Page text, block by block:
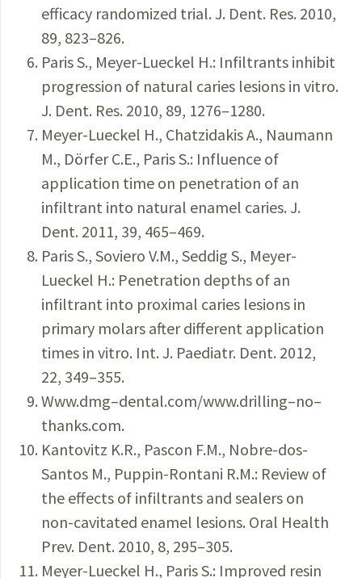
efficacy randomized trial. J. Dent. Res. 2010,
89, 823–826.
Paris S., Meyer-Lueckel H.: Infiltrants inhibit
progression of natural caries lesions in vitro.
J. Dent. Res. 2010, 89, 1276–1280.
Meyer-Lueckel H., Chatzidakis A., Naumann
M., Dörfer C.E., Paris S.: Influence of
application time on penetration of an
infiltrant into natural enamel caries. J.
Dent. 2011, 39, 465–469.
Paris S., Soviero V.M., Seddig S., Meyer-
Lueckel H.: Penetration depths of an
infiltrant into proximal caries lesions in
primary molars after different application
times in vitro. Int. J. Paediatr. Dent. 2012,
22, 349–355.
Www.dmg–dental.com/www.drilling–no–
thanks.com.
Kantovitz K.R., Pascon F.M., Nobre-dos-
Santos M., Puppin-Rontani R.M.: Review of
the effects of infiltrants and sealers on
non-cavitated enamel lesions. Oral Health
Prev. Dent. 2010, 8, 295–305.
Meyer-Lueckel H., Paris S.: Improved resin